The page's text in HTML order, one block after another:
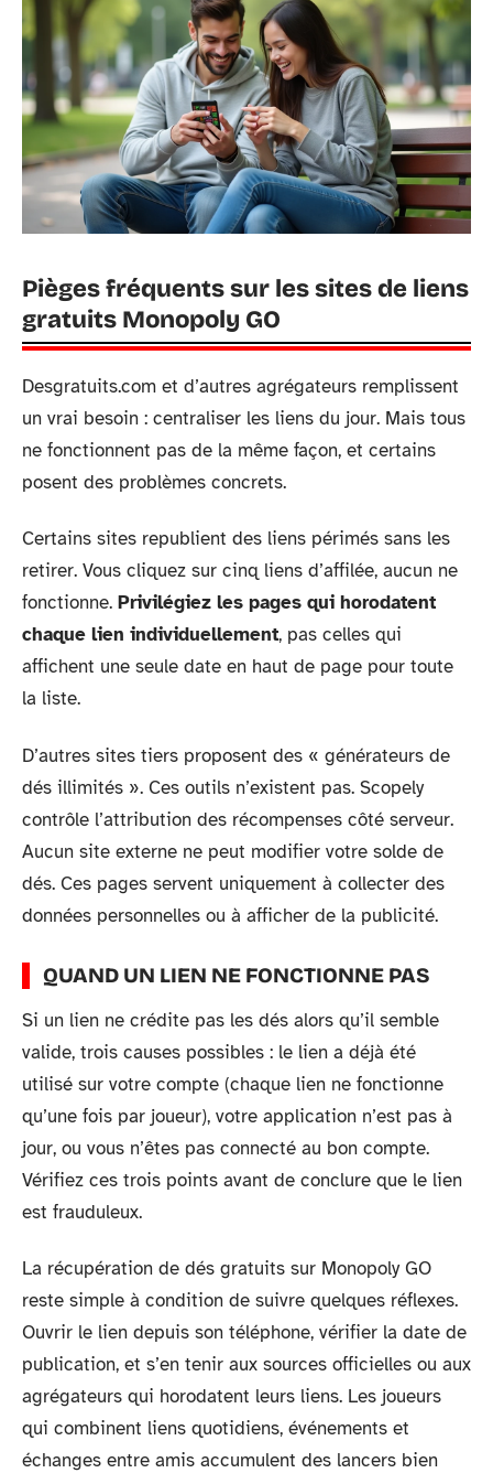
Pièges fréquents sur les sites de liens
gratuits Monopoly GO
Desgratuits.com et d’autres agrégateurs remplissent
un vrai besoin : centraliser les liens du jour. Mais tous
ne fonctionnent pas de la même façon, et certains
posent des problèmes concrets.
Certains sites republient des liens périmés sans les
retirer. Vous cliquez sur cinq liens d’affilée, aucun ne
fonctionne. Privilégiez les pages qui horodatent
chaque lien individuellement, pas celles qui
affichent une seule date en haut de page pour toute
la liste.
D’autres sites tiers proposent des « générateurs de
dés illimités ». Ces outils n’existent pas. Scopely
contrôle l’attribution des récompenses côté serveur.
Aucun site externe ne peut modifier votre solde de
dés. Ces pages servent uniquement à collecter des
données personnelles ou à afficher de la publicité.
QUAND UN LIEN NE FONCTIONNE PAS
Si un lien ne crédite pas les dés alors qu’il semble
valide, trois causes possibles : le lien a déjà été
utilisé sur votre compte (chaque lien ne fonctionne
qu’une fois par joueur), votre application n’est pas à
jour, ou vous n’êtes pas connecté au bon compte.
Vérifiez ces trois points avant de conclure que le lien
est frauduleux.
La récupération de dés gratuits sur Monopoly GO
reste simple à condition de suivre quelques réflexes.
Ouvrir le lien depuis son téléphone, vérifier la date de
publication, et s’en tenir aux sources officielles ou aux
agrégateurs qui horodatent leurs liens. Les joueurs
qui combinent liens quotidiens, événements et
échanges entre amis accumulent des lancers bien